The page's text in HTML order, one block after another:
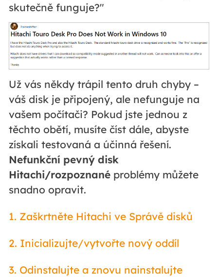
skutečně funguje?"
Už vás někdy trápil tento druh chyby –
váš disk je připojený, ale nefunguje na
vašem počítači? Pokud jste jednou z
těchto obětí, musíte číst dále, abyste
získali testovaná a účinná řešení.
Nefunkční pevný disk
Hitachi/rozpoznanéproblémy můžete
snadno opravit.
1. Zaškrtněte Hitachi ve Správě disků
2. Inicializujte/vytvořte nový oddíl
3. Odinstalujte a znovu nainstalujte